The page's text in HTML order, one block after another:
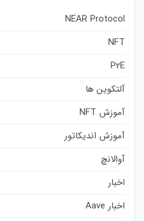
NEAR Protocol
NFT
P2E
آلتکوین ها
آموزش NFT
آموزش اندیکاتور
آوالانچ
اخبار
اخبار Aave